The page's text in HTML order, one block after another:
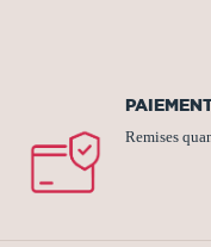
Remises